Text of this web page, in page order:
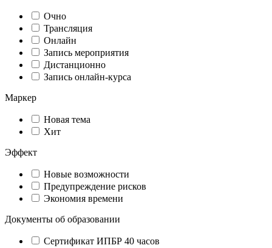
Очно
Трансляция
Онлайн
Запись мероприятия
Дистанционно
Запись онлайн-курса
Маркер
Новая тема
Хит
Эффект
Новые возможности
Предупреждение рисков
Экономия времени
Документы об образовании
Сертификат ИПБР 40 часов